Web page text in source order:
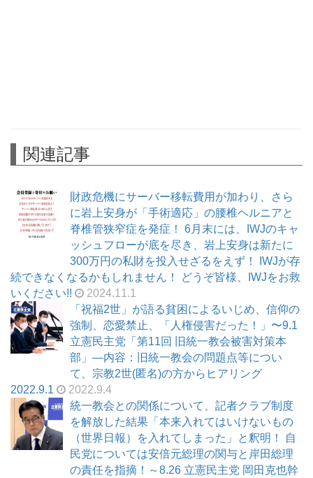
関連記事
財政危機にサーバー移転費用が加わり、さら
に岩上安身が「手術適応」の腰椎ヘルニアと
脊椎管狭窄症を発症！ 6月末には、IWJのキャ
ッシュフローが底を尽き、岩上安身は新たに
300万円の私財を投入せざるをえず！ IWJが存
続できなくなるかもしれません！ どうぞ皆様、IWJをお救
いください!!
2024.11.1
「祝福2世」が語る貧困によるいじめ、信仰の
強制、恋愛禁止、「人権侵害だった！」〜9.1
立憲民主党「第11回 旧統一教会被害対策本
部」―内容：旧統一教会の問題点等につい
て、宗教2世(匿名)の方からヒアリング
2022.9.1
2022.9.4
統一教会との関係について、記者クラブ制度
を解放した結果「本来入れてはいけないもの
（世界日報）を入れてしまった」と釈明！ 自
民党については安倍元総理の関与と岸田総理
の責任を指摘！～8.26 立憲民主党 岡田克也幹